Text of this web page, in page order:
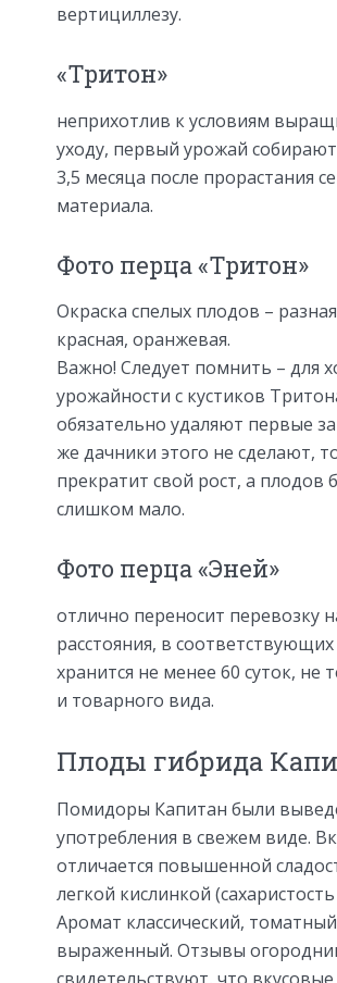
вертициллезу.
«Тритон»
неприхотлив к условиям
уходу, первый урожай
3,5 месяца после прорастания
материала.
Фото перца «Тритон»
Окраска спелых плодов –
красная, оранжевая.
Важно! Следует помнить – для
урожайности с кустиков
обязательно удаляют первые
же дачники этого не сделают,
прекратит свой рост, а плодов
слишком мало.
Фото перца «Эней»
отлично переносит перевозку
расстояния, в соответствующих
хранится не менее 60 суток, не
и товарного вида.
Плоды гибрида
Помидоры Капитан были
употребления в свежем виде.
отличается повышенной
легкой кислинкой
Аромат классический,
выраженный. Отзывы
свидетельствуют, что вкусовые